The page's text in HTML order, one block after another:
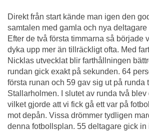
Direkt från start kände man igen den
samtalen med gamla och nya
Efter de två första timmarna så började
dyka upp mer än tillräckligt ofta. Med
Nicklas utvecklat blir farthållningen
rundan gick exakt på sekunden. 64
första runan och 59 gav sig ut på runda
Stallarholmen. I slutet av runda två
vilket gjorde att vi fick gå ett var på
mot depån. Vissa drömmer tydligen
denna fotbollsplan. 55 deltagare gick in